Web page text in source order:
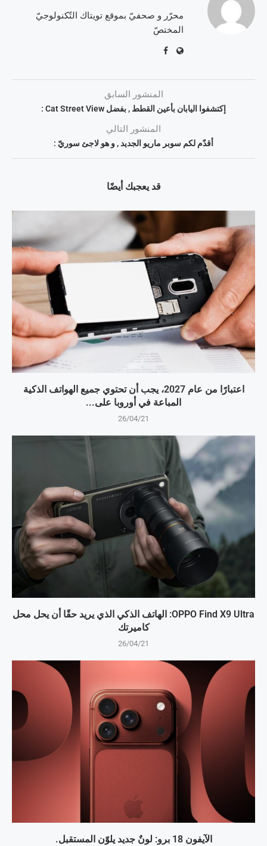
محرّر و صحفيّ بموقع تويتاك التّكنولوجيّ
المختصّ
المنشور السابق
إكتشفوا اليابان بأعين القطط , بفضل Cat Street View :
المنشور التالي
أقدّم لكم سوبر ماريو الجديد , و هو لاجئ سوريّ :
قد يعجبك أيضًا
اعتبارًا من عام 2027، يجب أن تحتوي جميع الهواتف الذكية
المباعة في أوروبا على...
26/04/21
OPPO Find X9 Ultra: الهاتف الذكي الذي يريد حقًا أن يحل محل
كاميرتك
26/04/21
الآيفون 18 برو: لونٌ جديد يلوّن المستقبل.